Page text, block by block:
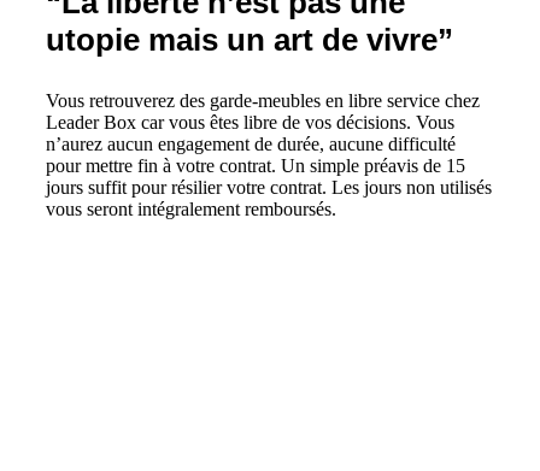
utopie mais un art de vivre”
Vous retrouverez des garde-meubles en libre service chez
Leader Box car vous êtes libre de vos décisions. Vous
n’aurez aucun engagement de durée, aucune difficulté
pour mettre fin à votre contrat. Un simple préavis de 15
jours suffit pour résilier votre contrat. Les jours non utilisés
vous seront intégralement remboursés.